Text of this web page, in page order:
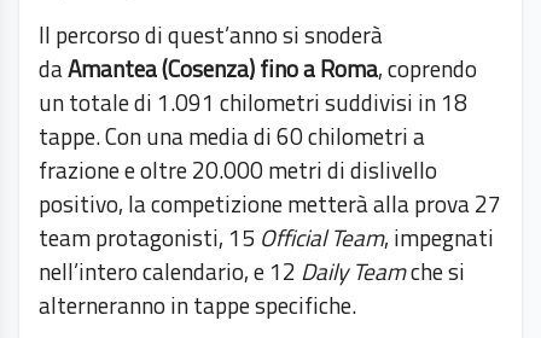
Il percorso di quest’anno si snoderà
daAmantea (Cosenza) fino a Roma, coprendo
un totale di 1.091 chilometri suddivisi in 18
tappe. Con una media di 60 chilometri a
frazione e oltre 20.000 metri di dislivello
positivo, la competizione metterà alla prova 27
team protagonisti, 15 Official Team, impegnati
nell’intero calendario, e 12 Daily Teamche si
alterneranno in tappe specifiche.